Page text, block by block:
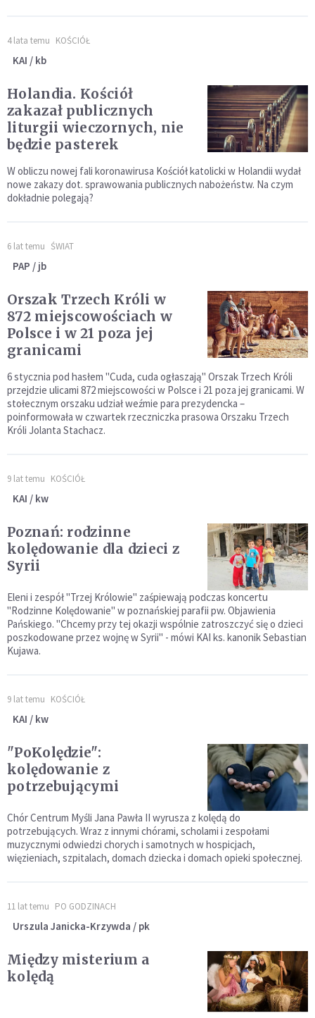
4 lata temu KOŚCIÓŁ
KAI / kb
Holandia. Kościół
zakazał publicznych
liturgii wieczornych, nie
będzie pasterek
W obliczu nowej fali koronawirusa Kościół katolicki w Holandii wydał
nowe zakazy dot. sprawowania publicznych nabożeństw. Na czym
dokładnie polegają?
6 lat temu ŚWIAT
PAP / jb
Orszak Trzech Króli w
872 miejscowościach w
Polsce i w 21 poza jej
granicami
6 stycznia pod hasłem "Cuda, cuda ogłaszają" Orszak Trzech Króli
przejdzie ulicami 872 miejscowości w Polsce i 21 poza jej granicami. W
stołecznym orszaku udział weźmie para prezydencka –
poinformowała w czwartek rzeczniczka prasowa Orszaku Trzech
Króli Jolanta Stachacz.
9 lat temu KOŚCIÓŁ
KAI / kw
Poznań: rodzinne
kolędowanie dla dzieci z
Syrii
Eleni i zespół "Trzej Królowie" zaśpiewają podczas koncertu
"Rodzinne Kolędowanie" w poznańskiej parafii pw. Objawienia
Pańskiego. "Chcemy przy tej okazji wspólnie zatroszczyć się o dzieci
poszkodowane przez wojnę w Syrii" - mówi KAI ks. kanonik Sebastian
Kujawa.
9 lat temu KOŚCIÓŁ
KAI / kw
"PoKolędzie":
kolędowanie z
potrzebującymi
Chór Centrum Myśli Jana Pawła II wyrusza z kolędą do
potrzebujących. Wraz z innymi chórami, scholami i zespołami
muzycznymi odwiedzi chorych i samotnych w hospicjach,
więzieniach, szpitalach, domach dziecka i domach opieki społecznej.
11 lat temu PO GODZINACH
Urszula Janicka-Krzywda / pk
Między misterium a
kolędą